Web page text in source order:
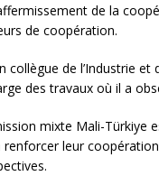
de la
de coopération.
de l’Industrie
des travaux où il a
mixte Mali-Türkiye
leur